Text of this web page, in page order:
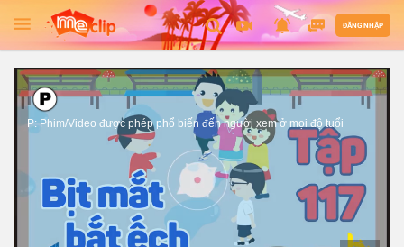
ĐĂNG NHẬP
P: Phim/Video được phép phổ biến đến người xem ở mọi độ tuổi